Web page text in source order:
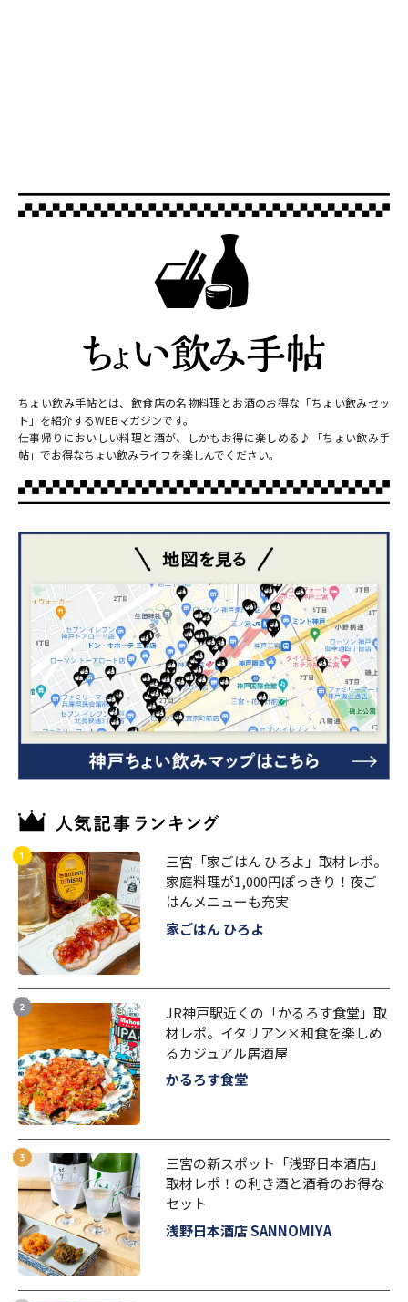
ちょい飲み手帖とは、飲食店の名物料理とお酒のお得な「ちょい飲みセッ
ト」を紹介するWEBマガジンです。
仕事帰りにおいしい料理と酒が、しかもお得に楽しめる♪「ちょい飲み手
帖」でお得なちょい飲みライフを楽しんでください。
三宮「家ごはん ひろよ」取材レポ。
家庭料理が1,000円ぽっきり！夜ご
はんメニューも充実
家ごはん ひろよ
JR神戸駅近くの「かるろす食堂」取
材レポ。イタリアン×和食を楽しめ
るカジュアル居酒屋
かるろす食堂
三宮の新スポット「浅野日本酒店」
取材レポ！の利き酒と酒肴のお得な
セット
浅野日本酒店 SANNOMIYA